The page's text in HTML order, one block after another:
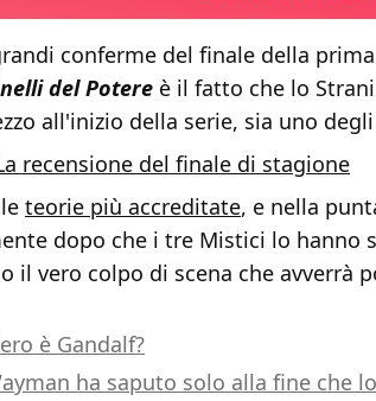
conferme del finale della
del Potere è il fatto che lo
all'inizio della serie, sia uno
recensione del finale di stagione
teorie più accreditate, e nella
dopo che i tre Mistici lo hanno
il vero colpo di scena che avverrà
è Gandalf?
ha saputo solo alla fine che